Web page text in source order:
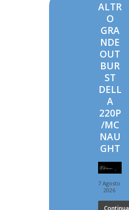
ALTR
O
GRA
NDE
OUT
BUR
ST
DELL
A
220P
/MC
NAU
GHT
7 Agosto
2026
Continua